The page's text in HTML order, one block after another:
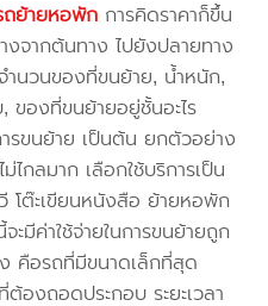
ถย้ายหอพัก การคิดราคาก็ขึ้น
งจากต้นทาง ไปยังปลายทาง
นวนของที่ขนย้าย, น้ำหนัก,
ของที่ขนย้ายอยู่ชั้นอะไร
รขนย้าย เป็นต้น ยกตัวอย่าง
กลมาก เลือกใช้บริการเป็น
โต๊ะเขียนหนังสือ ย้ายหอพัก
ค่าใช้จ่ายในการขนย้ายถูก
ง คือรถที่มีขนาดเล็กที่สุด
องถอดประกอบ ระยะเวลา